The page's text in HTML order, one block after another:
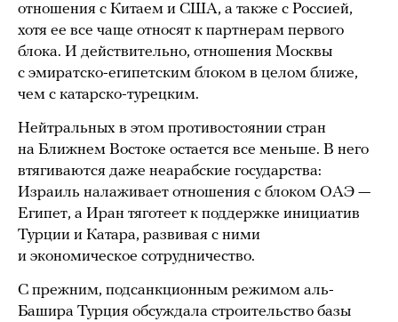
отношения с Китаем и США, а также с Россией,
хотя ее все чаще относят к партнерам первого
блока. И действительно, отношения Москвы
с эмиратско-египетским блоком в целом ближе,
чем с катарско-турецким.
Нейтральных в этом противостоянии стран
на Ближнем Востоке остается все меньше. В него
втягиваются даже неарабские государства:
Израиль налаживает отношения с блоком ОАЭ —
Египет, а Иран тяготеет к поддержке инициатив
Турции и Катара, развивая с ними
и экономическое сотрудничество.
С прежним, подсанкционным режимом аль-
Башира Турция обсуждала строительство базы